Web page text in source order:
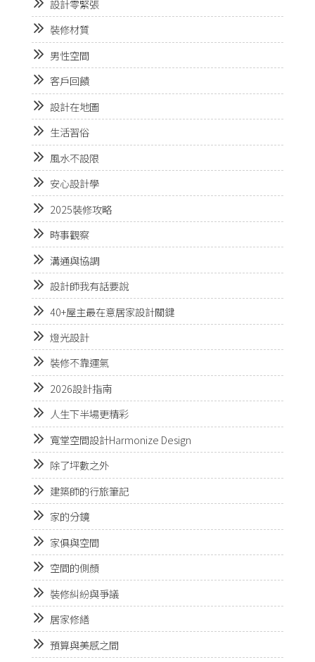
設計零緊張
裝修材質
男性空間
客戶回饋
設計在地圖
生活習俗
風水不設限
安心設計學
2025裝修攻略
時事觀察
溝通與協調
設計師我有話要說
40+屋主最在意居家設計關鍵
燈光設計
裝修不靠運氣
2026設計指南
人生下半場更精彩
寬堂空間設計Harmonize Design
除了坪數之外
建築師的行旅筆記
家的分鏡
家俱與空間
空間的側顏
裝修糾紛與爭議
居家修繕
預算與美感之間